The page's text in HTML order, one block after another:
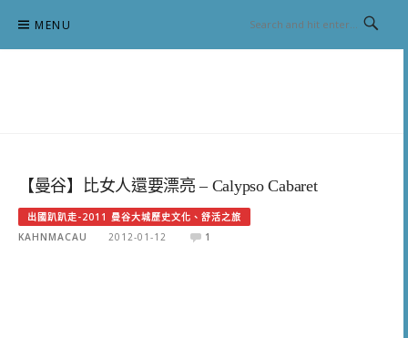
content
MENU
【曼谷】比女人還要漂亮 – Calypso Cabaret
出國趴趴走-2011 曼谷大城歷史文化、舒活之旅
KAHNMACAU
2012-01-12 1